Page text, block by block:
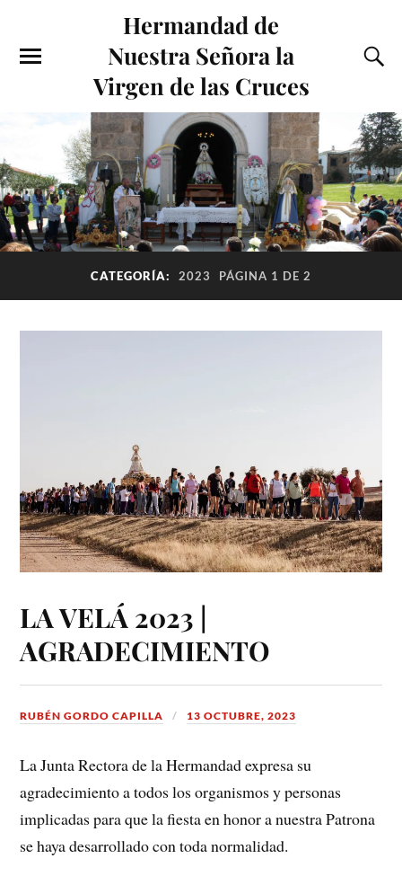
Hermandad de
Nuestra Señora la
Virgen de las Cruces
CATEGORÍA: 2023 PÁGINA 1 DE 2
LA VELÁ 2023 |
AGRADECIMIENTO
RUBÉN GORDO CAPILLA 13 OCTUBRE, 2023
La Junta Rectora de la Hermandad expresa su
agradecimiento a todos los organismos y personas
implicadas para que la fiesta en honor a nuestra Patrona
se haya desarrollado con toda normalidad.